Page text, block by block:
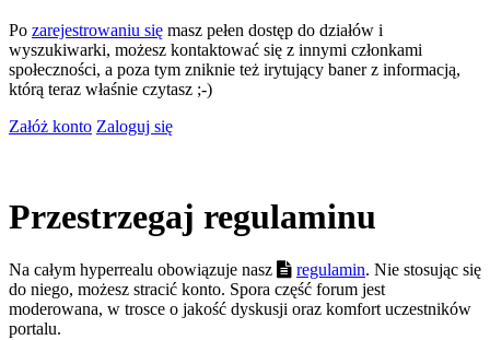
Po zarejestrowaniu się masz pełen dostęp do działów i
wyszukiwarki, możesz kontaktować się z innymi członkami
społeczności, a poza tym zniknie też irytujący baner z informacją,
którą teraz właśnie czytasz ;-)
Załóż konto Zaloguj się
Przestrzegaj regulaminu
Na całym hyperrealu obowiązuje nasz regulamin. Nie stosując się
do niego, możesz stracić konto. Spora część forum jest
moderowana, w trosce o jakość dyskusji oraz komfort uczestników
portalu.